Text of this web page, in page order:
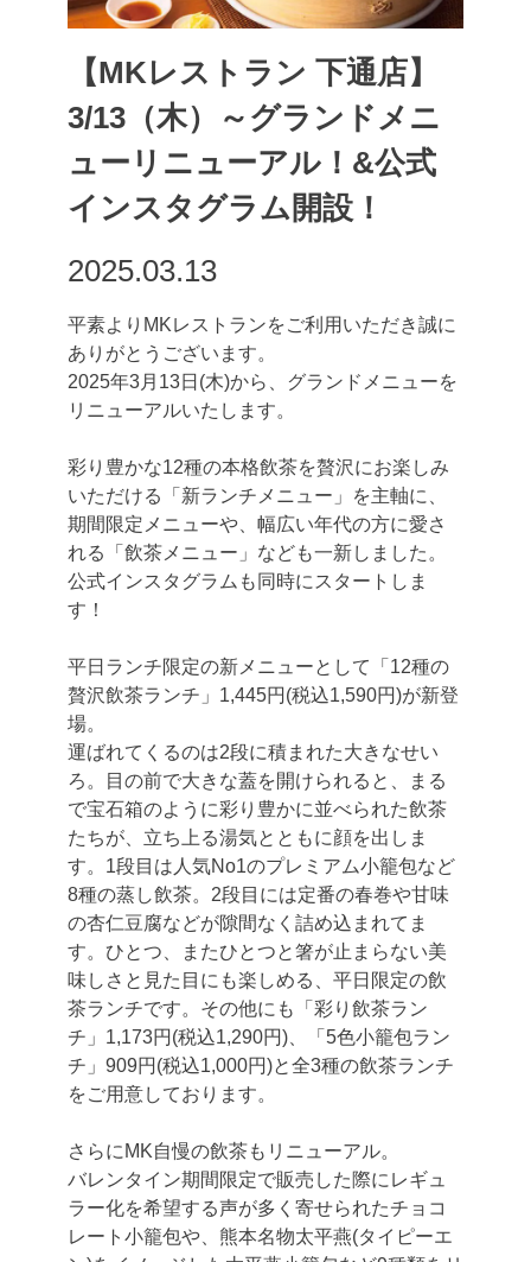
【MKレストラン 下通店】
3/13（木）～グランドメニ
ューリニューアル！&公式
インスタグラム開設！
2025.03.13
平素よりMKレストランをご利用いただき誠に
ありがとうございます。
2025年3月13日(木)から、グランドメニューを
リニューアルいたします。
彩り豊かな12種の本格飲茶を贅沢にお楽しみ
いただける「新ランチメニュー」を主軸に、
期間限定メニューや、幅広い年代の方に愛さ
れる「飲茶メニュー」なども一新しました。
公式インスタグラムも同時にスタートしま
す！
平日ランチ限定の新メニューとして「12種の
贅沢飲茶ランチ」1,445円(税込1,590円)が新登
場。
運ばれてくるのは2段に積まれた大きなせい
ろ。目の前で大きな蓋を開けられると、まる
で宝石箱のように彩り豊かに並べられた飲茶
たちが、立ち上る湯気とともに顔を出しま
す。1段目は人気No1のプレミアム小籠包など
8種の蒸し飲茶。2段目には定番の春巻や甘味
の杏仁豆腐などが隙間なく詰め込まれてま
す。ひとつ、またひとつと箸が止まらない美
味しさと見た目にも楽しめる、平日限定の飲
茶ランチです。その他にも「彩り飲茶ラン
チ」1,173円(税込1,290円)、「5色小籠包ラン
チ」909円(税込1,000円)と全3種の飲茶ランチ
をご用意しております。
さらにMK自慢の飲茶もリニューアル。
バレンタイン期間限定で販売した際にレギュ
ラー化を希望する声が多く寄せられたチョコ
レート小籠包や、熊本名物太平燕(タイピーエ